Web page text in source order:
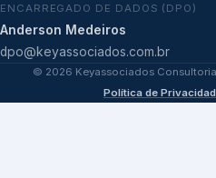
ENCARREGADO DE DADOS (DPO)
Anderson Medeiros
dpo@keyassociados.com.br
© 2026 Keyassociados
Política de